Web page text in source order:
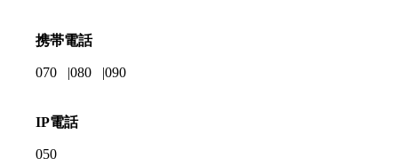
携帯電話
070 080 090
IP電話
050